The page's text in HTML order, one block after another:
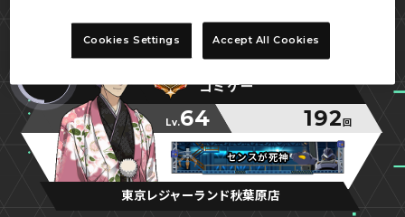
東京都
ゴミゲー
Lv.64 192 回
センスが死神
センスが死神
センスが死神
東京レジャーランド秋葉原店
Cookies Settings Accept All Cookies